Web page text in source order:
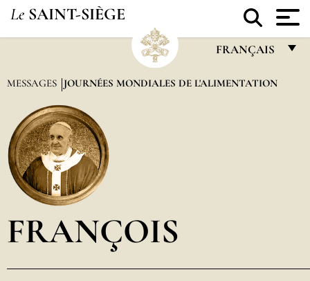
Le SAINT-SIÈGE
FRANÇAIS
FRANÇAIS
العربيّة
MESSAGES JOURNÉES MONDIALES DE L'ALIMENTATION
FRANÇOIS